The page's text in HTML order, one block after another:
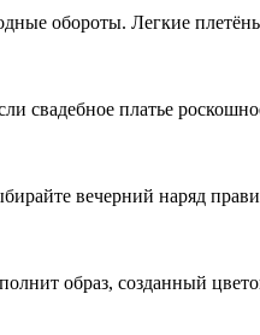
обороты. Легкие
свадебное платье
вечерний наряд
образ, созданный